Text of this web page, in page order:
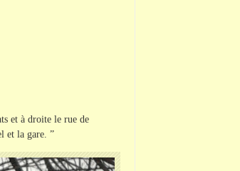
et à droite le rue de
et la gare. ”